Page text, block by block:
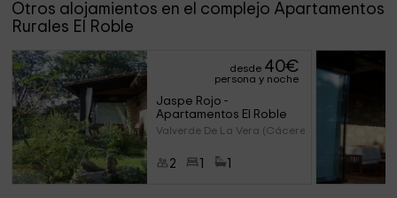
Otros alojamientos en el complejo Apartamentos
Rurales El Roble
desde 40€
persona y noche
Jaspe Rojo -
Apartamentos El Roble
Valverde De La Vera (Cáceres)
2